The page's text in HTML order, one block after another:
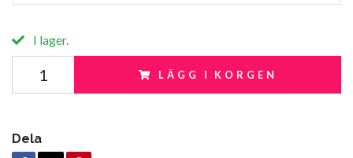
I lager.
LÄGG I KORGEN
Dela